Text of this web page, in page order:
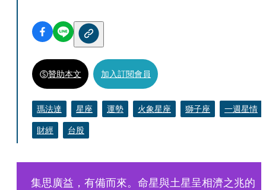
贊助本文 加入訂閱會員
瑪法達 星座 運勢 火象星座 獅子座
一週星情
財經
台股
集思廣益，有備而來。命星與土星呈相濟之兆的